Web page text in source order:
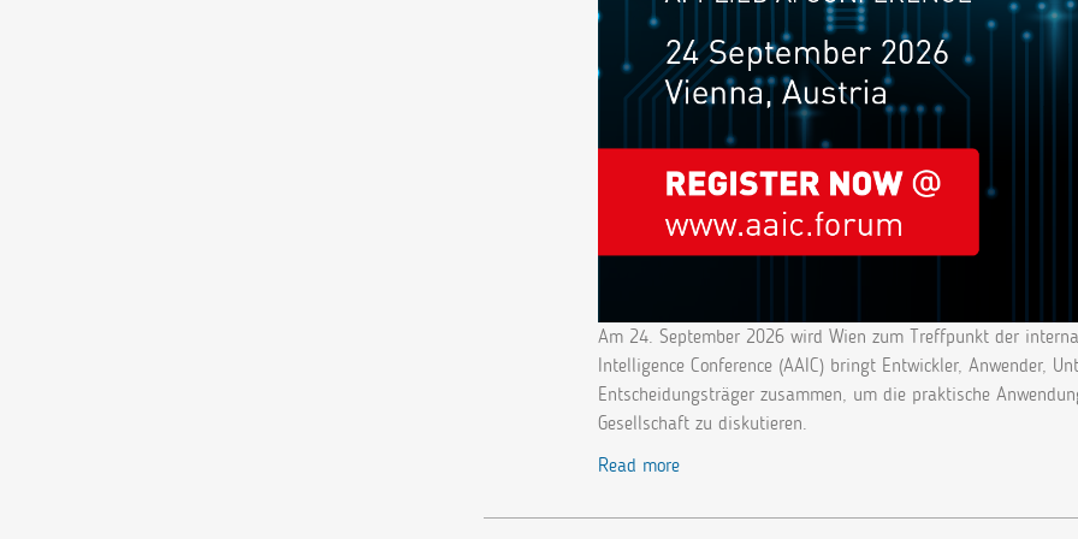
Am 24. September 2026 wird Wien zum Treffpunkt der
Intelligence Conference (AAIC) bringt Entwickler, Anwender,
Entscheidungsträger zusammen, um die praktische
Gesellschaft zu diskutieren.
Read more